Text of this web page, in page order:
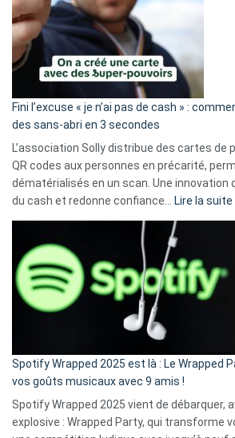
Fini l’excuse « je n’ai pas de cash » :
des sans-abri en 3 secondes
L’association Solly distribue des cartes de
QR codes aux personnes en précarité,
dématérialisés en un scan. Une innovation
du cash et redonne confiance…
Lire la suite
Spotify Wrapped 2025 est là : Le Wrapped
vos goûts musicaux avec 9 amis !
Spotify Wrapped 2025 vient de débarquer,
explosive : Wrapped Party, qui transforme